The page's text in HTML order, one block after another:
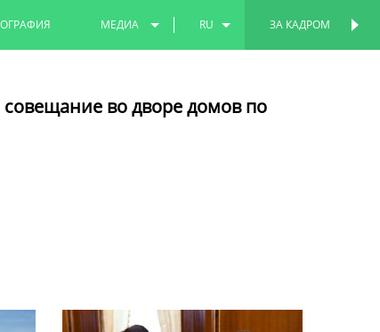
ЗА КАДРОМ
МЕДИА RU
во дворе домов по
ПЕРСОНАЛЬНАЯ